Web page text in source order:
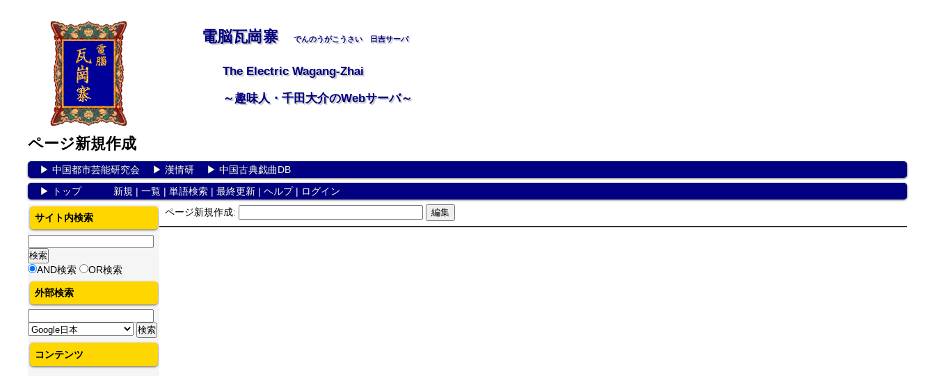
電脳瓦崗寨 でんのうがこうさい 日吉サーバ
The Electric Wagang-Zhai
～趣味人・千田大介のWebサーバ～
ページ新規作成
▶ 中国都市芸能研究会▶ 漢情研▶ 中国古典戯曲DB
▶
トップ 新規 | 一覧| 単語検索| 最終更新| ヘルプ| ログイン
ページ新規作成:
サイト内検索
AND検索 OR検索
外部検索
コンテンツ